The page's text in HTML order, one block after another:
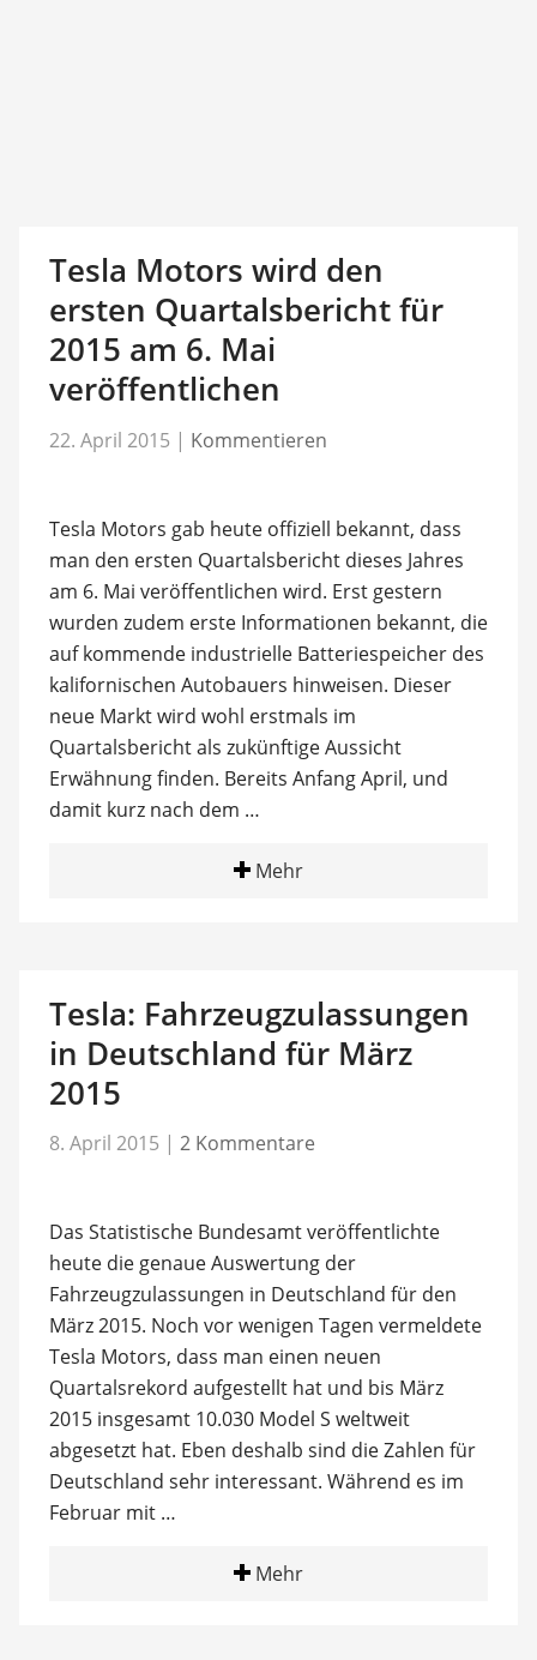
Tesla Motors wird den
ersten Quartalsbericht für
2015 am 6. Mai
veröffentlichen
22. April 2015 | Kommentieren
Tesla Motors gab heute offiziell bekannt, dass
man den ersten Quartalsbericht dieses Jahres
am 6. Mai veröffentlichen wird. Erst gestern
wurden zudem erste Informationen bekannt, die
auf kommende industrielle Batteriespeicher des
kalifornischen Autobauers hinweisen. Dieser
neue Markt wird wohl erstmals im
Quartalsbericht als zukünftige Aussicht
Erwähnung finden. Bereits Anfang April, und
damit kurz nach dem …
Mehr
Tesla: Fahrzeugzulassungen
in Deutschland für März
2015
8. April 2015 | 2 Kommentare
Das Statistische Bundesamt veröffentlichte
heute die genaue Auswertung der
Fahrzeugzulassungen in Deutschland für den
März 2015. Noch vor wenigen Tagen vermeldete
Tesla Motors, dass man einen neuen
Quartalsrekord aufgestellt hat und bis März
2015 insgesamt 10.030 Model S weltweit
abgesetzt hat. Eben deshalb sind die Zahlen für
Deutschland sehr interessant. Während es im
Februar mit …
Mehr